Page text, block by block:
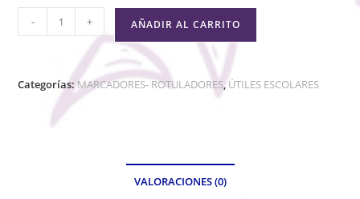
- + AÑADIR AL CARRITO
Categorías:MARCADORES- ROTULADORES,ÚTILES ESCOLARES
VALORACIONES (0)